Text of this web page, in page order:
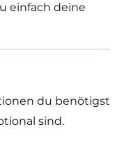
einfach deine
du benötigst
sind.